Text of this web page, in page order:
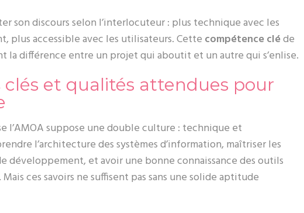
son discours selon l’interlocuteur : plus technique avec les
plus accessible avec les utilisateurs. Cette compétence cléde
la différence entre un projet qui aboutit et un autre qui s’enlise.
clés et qualités attendues pour
l’AMOA suppose une double culture : technique et
l’architecture des systèmes d’information, maîtriser les
développement, et avoir une bonne connaissance des outils
Mais ces savoirs ne suffisent pas sans une solide aptitude